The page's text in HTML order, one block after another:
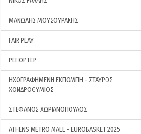
ΜΑΝΩΛΗΣ ΜΟΥΣΟΥΡΑΚΗΣ
FAIR PLAY
ΡΕΠΟΡΤΕΡ
ΗΧΟΓΡΑΦΗΜΕΝΗ ΕΚΠΟΜΠΗ - ΣΤΑΥΡΟΣ
ΧΟΝΔΡΟΘΥΜΙΟΣ
ΣΤΕΦΑΝΟΣ ΧΩΡΙΑΝΟΠΟΥΛΟΣ
ATHENS METRO MALL - EUROBASKET 2025